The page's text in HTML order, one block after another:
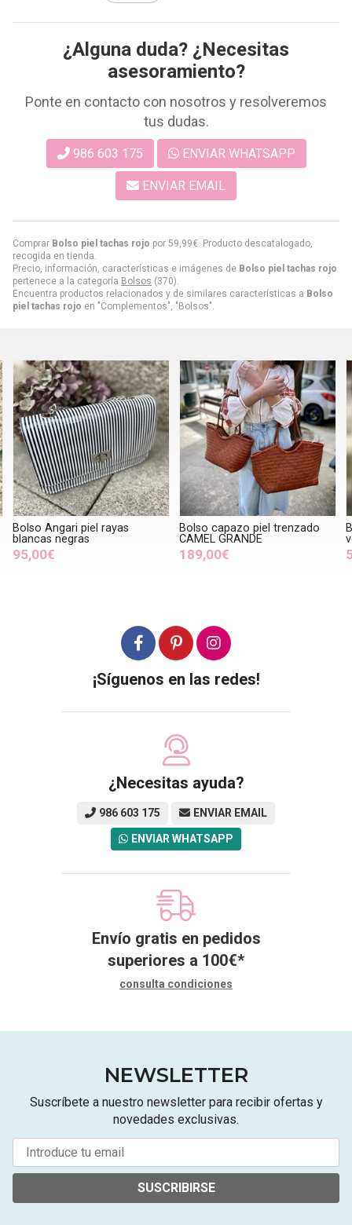
Comprar Bolso piel tachas rojo por 59,99€. Producto descatalogado,
recogida en tienda.
Precio, información, características e imágenes de Bolso piel tachas rojo
pertenece a la categoría Bolsos (370).
Encuentra productos relacionados y de similares características a Bolso
piel tachas rojo en "Complementos", "Bolsos".
¿Alguna duda? ¿Necesitas
asesoramiento?
Ponte en contacto con nosotros y resolveremos
tus dudas.
986 603 175 ENVIAR WHATSAPP
ENVIAR EMAIL
Bolso Angari piel rayas
blancas negras
95,00€
Bolso capazo piel trenzado
CAMEL GRANDE
189,00€
¡Síguenos en las redes!
¿Necesitas ayuda?
986 603 175 ENVIAR EMAIL
ENVIAR WHATSAPP
Envío gratis en pedidos
superiores a 100€*
consulta condiciones
NEWSLETTER
Suscríbete a nuestro newsletter para recibir ofertas y
novedades exclusivas.
SUSCRIBIRSE